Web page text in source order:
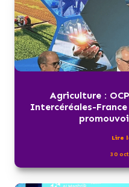
Agriculture :
Intercéréales-
Lire
30